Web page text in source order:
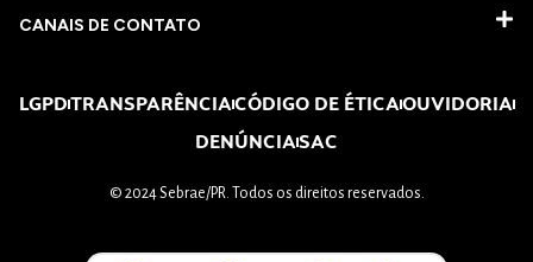
CANAIS DE CONTATO
LGPDTRANSPARÊNCIACÓDIGO DE ÉTICAOUVIDORIA
DENÚNCIASAC
© 2024 Sebrae/PR. Todos os direitos reservados.